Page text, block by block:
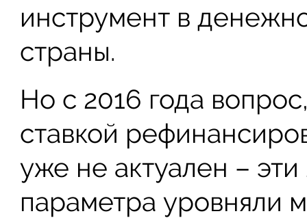
инструмент в
страны.
Но с 2016 года
ставкой
уже не актуален –
параметра уровняли